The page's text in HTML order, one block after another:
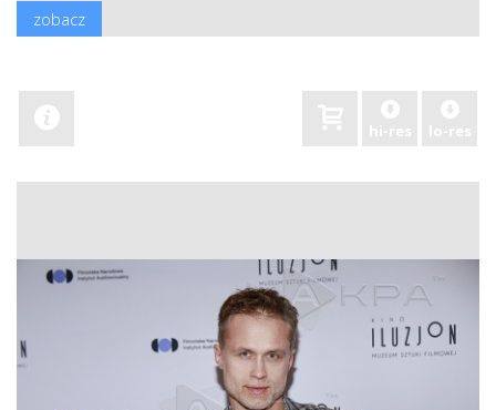
zobacz
hi-res lo-res